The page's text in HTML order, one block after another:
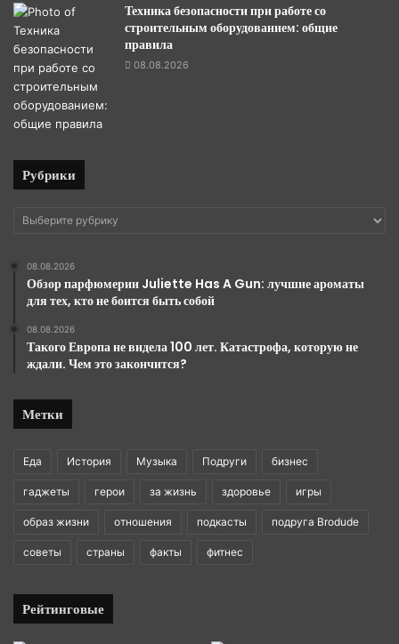
Техника безопасности при работе со
строительным оборудованием: общие
правила
08.08.2026
Рубрики
Рубрики
08.08.2026
Обзор парфюмерии Juliette Has A Gun: лучшие ароматы
для тех, кто не боится быть собой
08.08.2026
Такого Европа не видела 100 лет. Катастрофа, которую не
ждали. Чем это закончится?
Метки
Еда История Музыка Подруги бизнес
гаджеты герои за жизнь здоровье игры
образ жизни отношения подкасты подруга Brodude
советы страны факты фитнес
Рейтинговые